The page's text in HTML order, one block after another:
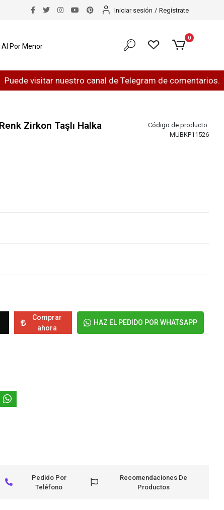
visitar nuestro canal de Telegram de comentarios.
Iniciar sesión / Regístrate
Por Menor
0
Zirkon Taşlı Halka
Código de producto:
MUBKP11526
Comprar
ahora
HAZ EL PEDIDO POR WHATSAPP
Pedido Por
Teléfono
Recomendaciones De
Productos